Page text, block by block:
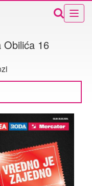
Obilića 16